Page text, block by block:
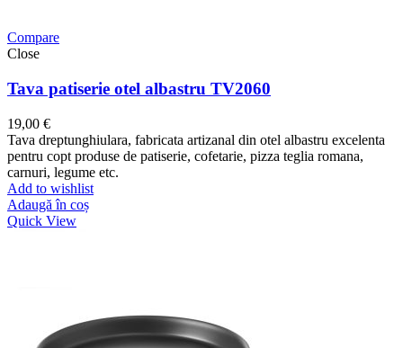
Compare
Close
Tava patiserie otel albastru TV2060
19,00 €
Tava dreptunghiulara, fabricata artizanal din otel albastru excelenta
pentru copt produse de patiserie, cofetarie, pizza teglia romana,
carnuri, legume etc.
Add to wishlist
Adaugă în coș
Quick View